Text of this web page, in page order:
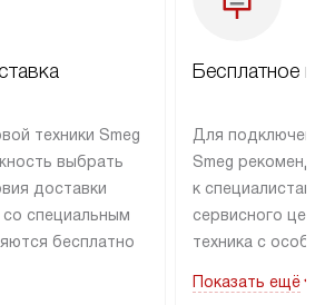
техники Smeg
выбрать
доставки
специальным
бесплатно
за пределы
Бесплатное
Для
Smeg
к специалистам
сервисного
техника с
коммуникациям.
Показать ещё